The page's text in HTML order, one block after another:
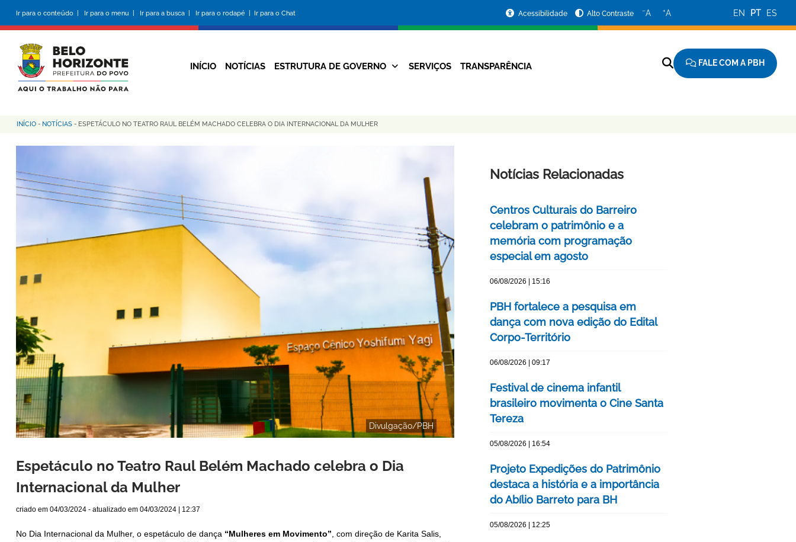
conteúdo
principal
Ir para o conteúdo | Ir para o menu | Ir para a busca | Ir para o rodapé | Ir para o Chat
da
Prefeitura
Acessibilidade Alto Contraste −A +A EN PT ES
Navegação
INÍCIO NOTÍCIAS ESTRUTURA DE GOVERNO SERVIÇOS TRANSPARÊNCIA FALE COM A PBH
Trilha
de
navegação
INÍCIO - NOTÍCIAS - ESPETÁCULO NO TEATRO RAUL BELÉM MACHADO CELEBRA O DIA INTERNACIONAL DA MULHER
Divulgação/PBH
Espetáculo no Teatro Raul Belém Machado celebra o Dia
Internacional da Mulher
criado em 04/03/2024 - atualizado em 04/03/2024 | 12:37
No Dia Internacional da Mulher, o espetáculo de dança “Mulheres em Movimento”, com direção de Karita Salis,
Notícias Relacionadas
Centros Culturais do Barreiro
celebram o patrimônio e a
memória com programação
especial em agosto
06/08/2026 | 15:16
PBH fortalece a pesquisa em
dança com nova edição do Edital
Corpo-Território
06/08/2026 | 09:17
Festival de cinema infantil
brasileiro movimenta o Cine Santa
Tereza
05/08/2026 | 16:54
Projeto Expedições do Patrimônio
destaca a história e a importância
do Abílio Barreto para BH
05/08/2026 | 12:25